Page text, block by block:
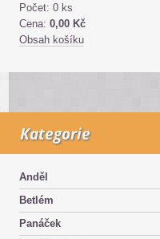
Počet: 0 ks
Cena: 0,00 Kč
Obsah košíku
Kategorie
Anděl
Betlém
Panáček